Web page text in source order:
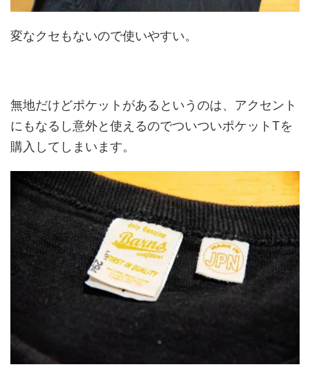
変なクセもないので使いやすい。
無地だけどポケットがあるというのは、アクセント
にもなるし意外と使えるのでついついポケットTを
購入してしまいます。